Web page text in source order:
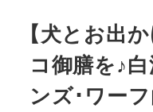
【犬とお出
コ御膳を♪
ンズ･ワー